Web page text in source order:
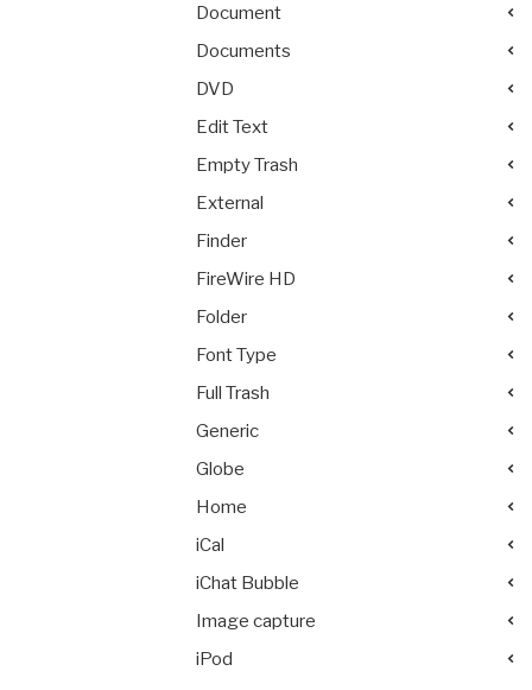
Document
Documents
DVD
Edit Text
Empty Trash
External
Finder
FireWire HD
Folder
Font Type
Full Trash
Generic
Globe
Home
iCal
iChat Bubble
Image capture
iPod